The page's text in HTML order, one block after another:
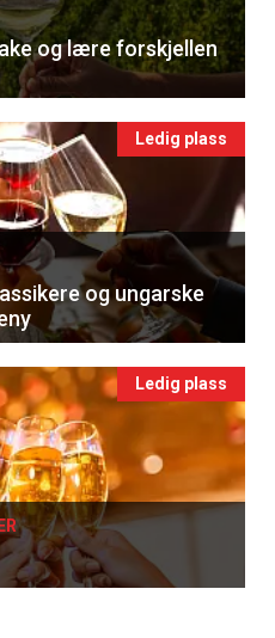
og lære forskjellen
Ledig plass
og ungarske
Ledig plass